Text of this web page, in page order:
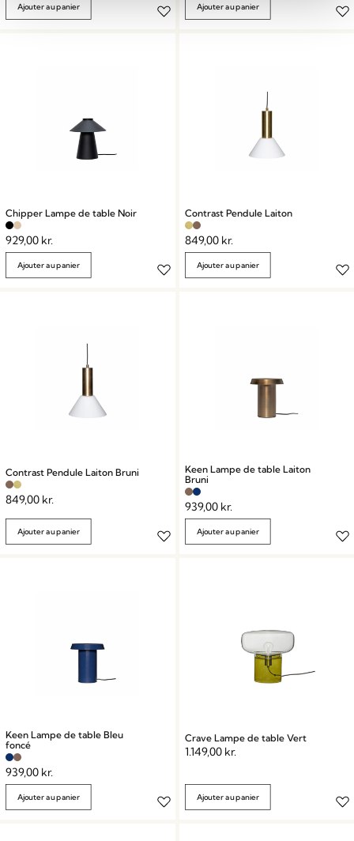
Ajouter au panier Ajouter au panier
Chipper Lampe de table Noir
929,00 kr.
Ajouter au panier
Contrast Pendule Laiton
849,00 kr.
Ajouter au panier
Contrast Pendule Laiton Bruni
849,00 kr.
Ajouter au panier
Keen Lampe de table Laiton
Bruni
939,00 kr.
Ajouter au panier
Keen Lampe de table Bleu
foncé
939,00 kr.
Ajouter au panier
Crave Lampe de table Vert
1.149,00 kr.
Ajouter au panier